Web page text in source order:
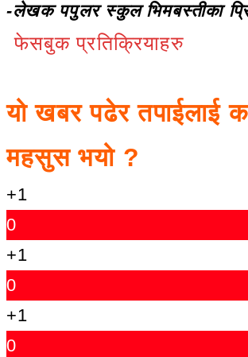
-लेखक पपुलर स्कुल भिमबस्तीका
फेसबुक प्रतिक्रियाहरु
यो खबर पढेर तपाईलाई
महसुस भयो ?
+1
0
+1
0
+1
0